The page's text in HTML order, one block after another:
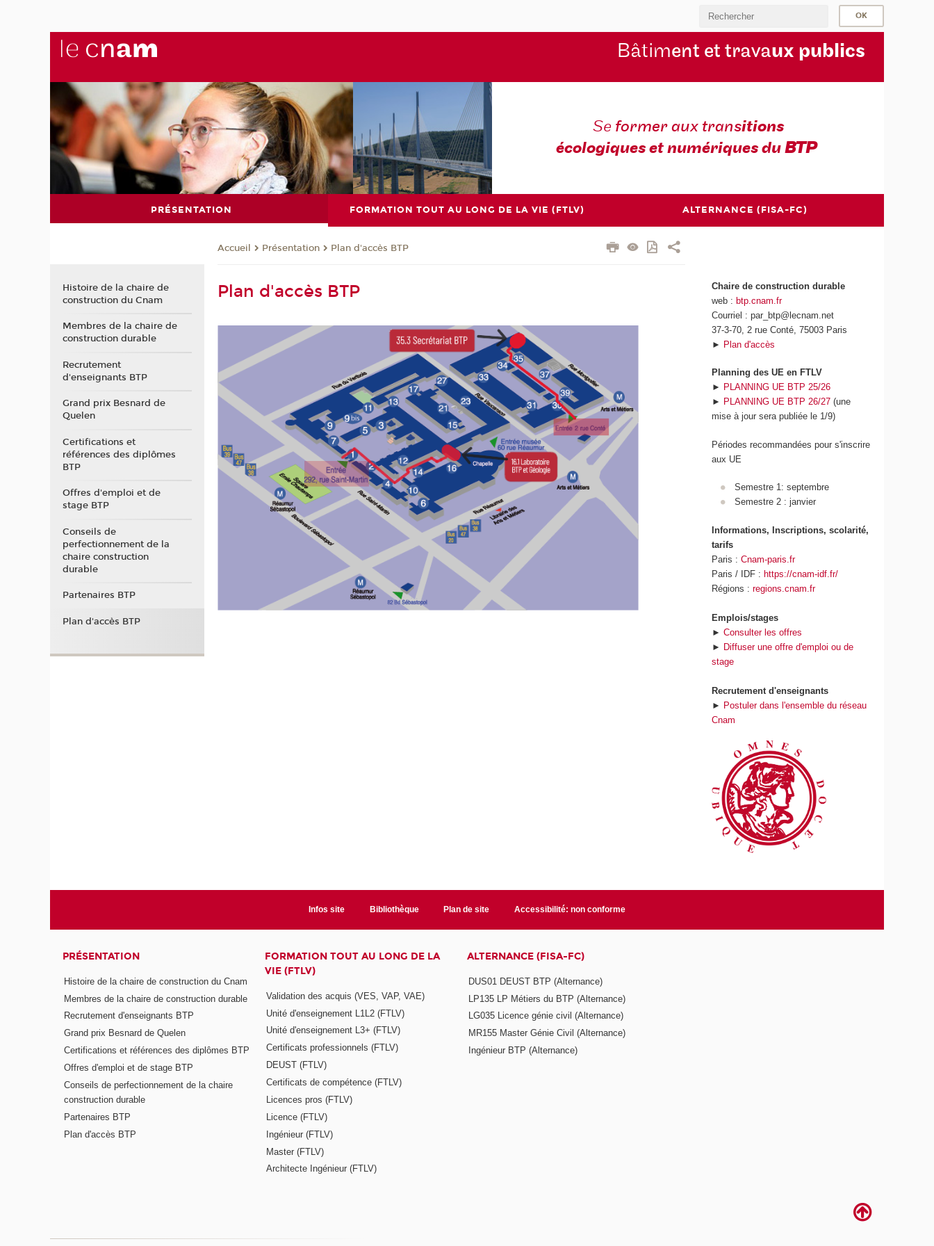
Bâtiment et travaux publics
Se former aux transitions
écologiques et numériques duBTP
PRÉSENTATION FORMATION TOUT AU LONG DE LA VIE (FTLV) ALTERNANCE (FISA-FC)
Accueil Présentation Plan d'accès BTP
Plan d'accès BTP
Chaire de construction durable
web :btp.cnam.fr
Courriel : par_btp@lecnam.net
37-3-70, 2 rue Conté, 75003 Paris
► Plan d'accès
Planning des UE en FTLV
► PLANNING UE BTP 25/26
► PLANNING UE BTP 26/27 (une
mise à jour sera publiée le 1/9)
Périodes recommandées pour s'inscrire
aux UE
Semestre 1: septembre
Semestre 2 : janvier
Informations, Inscriptions, scolarité,
tarifs
Paris :Cnam-paris.fr
Paris / IDF :https://cnam-idf.fr/
Régions :regions.cnam.fr
Emplois/stages
►Consulter les offres
► Diffuser une offre d'emploi ou de
stage
Recrutement d'enseignants
► Postuler dans l'ensemble du réseau
Cnam
Histoire de la chaire de
construction du Cnam
Membres de la chaire de
construction durable
Recrutement
d'enseignants BTP
Grand prix Besnard de
Quelen
Certifications et
références des diplômes
BTP
Offres d'emploi et de
stage BTP
Conseils de
perfectionnement de la
chaire construction
durable
Partenaires BTP
Plan d'accès BTP
Infos site Bibliothèque Plan de site Accessibilité: non conforme
PRÉSENTATION
Histoire de la chaire de construction du Cnam
Membres de la chaire de construction durable
Recrutement d'enseignants BTP
Grand prix Besnard de Quelen
Certifications et références des diplômes BTP
Offres d'emploi et de stage BTP
Conseils de perfectionnement de la chaire
construction durable
Partenaires BTP
Plan d'accès BTP
FORMATION TOUT AU LONG DE LA
VIE (FTLV)
Validation des acquis (VES, VAP, VAE)
Unité d'enseignement L1L2 (FTLV)
Unité d'enseignement L3+ (FTLV)
Certificats professionnels (FTLV)
DEUST (FTLV)
Certificats de compétence (FTLV)
Licences pros (FTLV)
Licence (FTLV)
Ingénieur (FTLV)
Master (FTLV)
Architecte Ingénieur (FTLV)
ALTERNANCE (FISA-FC)
DUS01 DEUST BTP (Alternance)
LP135 LP Métiers du BTP (Alternance)
LG035 Licence génie civil (Alternance)
MR155 Master Génie Civil (Alternance)
Ingénieur BTP (Alternance)